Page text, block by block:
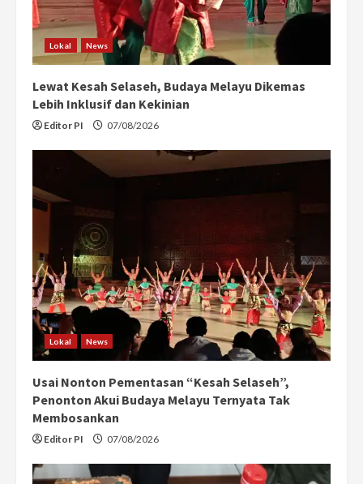
Lokal News
Lewat Kesah Selaseh, Budaya Melayu Dikemas
Lebih Inklusif dan Kekinian
Editor PI 07/08/2026
Lokal News
Usai Nonton Pementasan “Kesah Selaseh”,
Penonton Akui Budaya Melayu Ternyata Tak
Membosankan
Editor PI 07/08/2026